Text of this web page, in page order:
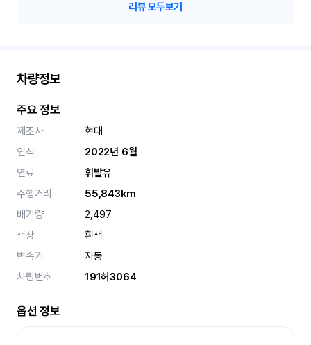
리뷰 모두보기
차량정보
주요 정보
제조사
현대
연식
2022년 6월
연료
휘발유
주행거리
55,843km
배기량
2,497
색상
흰색
변속기
자동
차량번호
191허3064
옵션 정보